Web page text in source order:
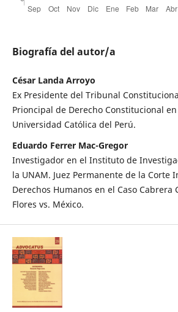
Biografía del autor/a
César Landa Arroyo
Ex Presidente del Tribunal
Prioncipal de Derecho Constitucional
Universidad Católica del Perú.
Eduardo Ferrer Mac-Gregor
Investigador en el Instituto de
la UNAM. Juez Permanente de la Corte
Derechos Humanos en el Caso Cabrera
Flores vs. México.